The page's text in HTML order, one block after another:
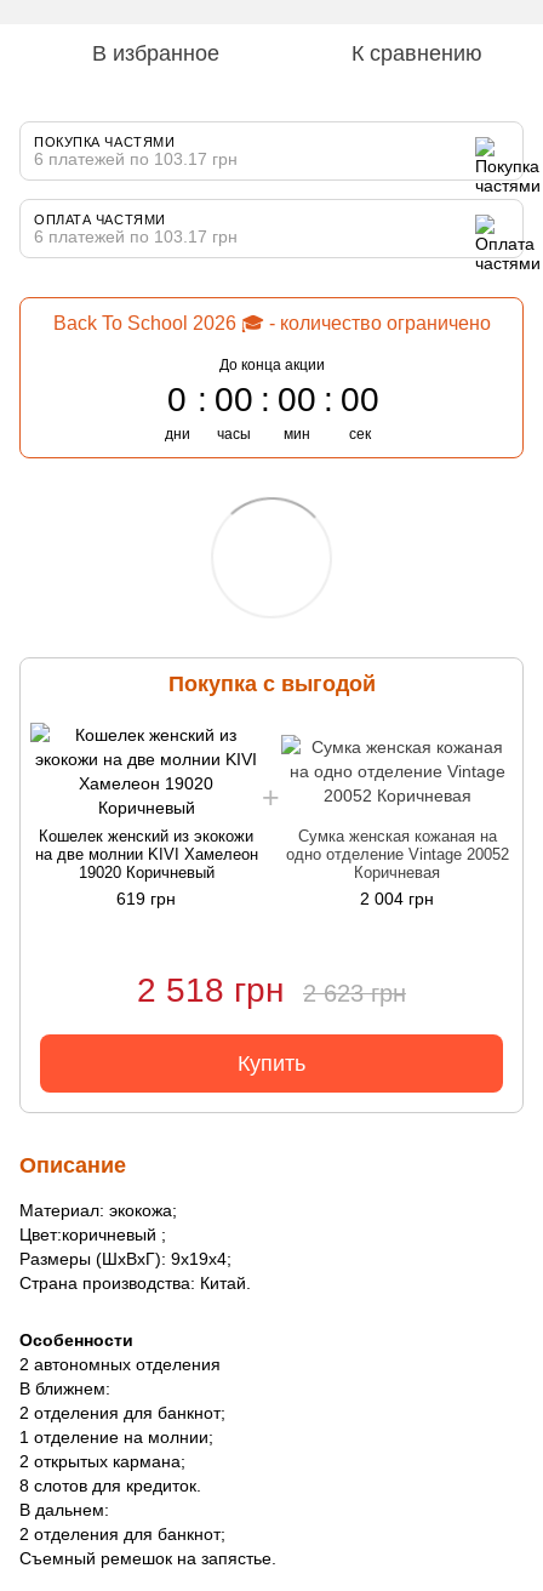
В избранное К сравнению
ПОКУПКА ЧАСТЯМИ
6 платежей по 103.17 грн
ОПЛАТА ЧАСТЯМИ
6 платежей по 103.17 грн
Back To School 2026 🎓 - количество ограничено
До конца акции
0
дни
00
часы
00
мин
00
сек
Покупка с выгодой
Кошелек женский из экокожи
на две молнии KIVI Хамелеон
19020 Коричневый
619 грн
Сумка женская кожаная на
одно отделение Vintage 20052
Коричневая
2 004 грн
2 518 грн 2 623 грн
Купить
Описание
Материал: экокожа;
Цвет:коричневый ;
Размеры (ШхВхГ): 9х19х4;
Страна производства: Китай.
Особенности
2 автономных отделения
В ближнем:
2 отделения для банкнот;
1 отделение на молнии;
2 открытых кармана;
8 слотов для кредиток.
В дальнем:
2 отделения для банкнот;
Съемный ремешок на запястье.